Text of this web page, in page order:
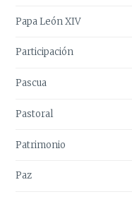
Papa León XIV
Participación
Pascua
Pastoral
Patrimonio
Paz